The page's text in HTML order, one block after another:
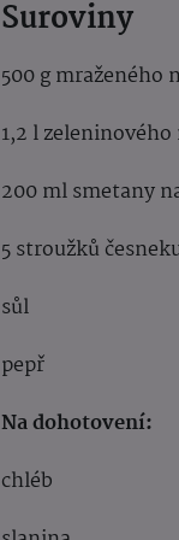
Suroviny
500 g mraženého
1,2 l
200 ml smetany
5 stroužků
sůl
pepř
Na dohotovení:
chléb